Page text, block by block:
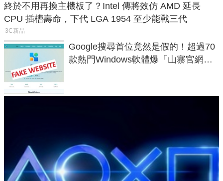
終於不用再換主機板了？Intel 傳將效仿 AMD 延長
CPU 插槽壽命，下代 LGA 1954 至少能戰三代
3C新品
Google搜尋首位竟然是假的！超過70
款熱門Windows軟體爆「山寨官網」